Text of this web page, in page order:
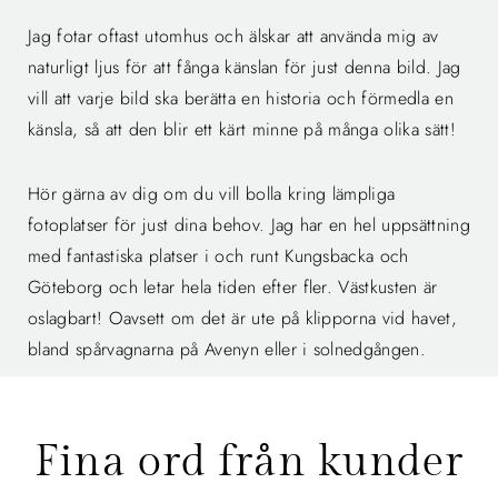
Jag fotar oftast utomhus och älskar att använda mig av
naturligt ljus för att fånga känslan för just denna bild. Jag
vill att varje bild ska berätta en historia och förmedla en
känsla, så att den blir ett kärt minne på många olika sätt!
Hör gärna av dig om du vill bolla kring lämpliga
fotoplatser för just dina behov. Jag har en hel uppsättning
med fantastiska platser i och runt Kungsbacka och
Göteborg och letar hela tiden efter fler. Västkusten är
oslagbart! Oavsett om det är ute på klipporna vid havet,
bland spårvagnarna på Avenyn eller i solnedgången.
Fina ord från kunder